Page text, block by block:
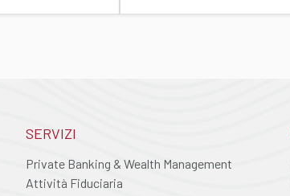
SERVIZI
Private Banking & Wealth Management
Attività Fiduciaria